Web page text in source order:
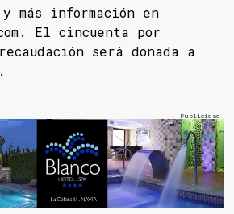
más información en
El cincuenta por
será donada a